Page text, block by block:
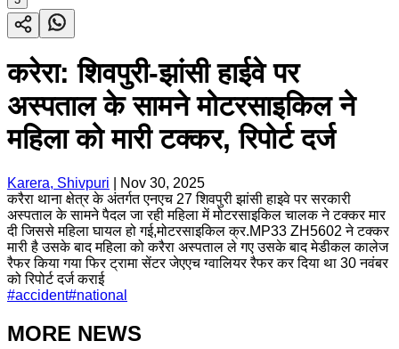
करेरा: शिवपुरी-झांसी हाईवे पर
अस्पताल के सामने मोटरसाइकिल ने
महिला को मारी टक्कर, रिपोर्ट दर्ज
Karera, Shivpuri
Nov 30, 2025
करैरा थाना क्षेत्र के अंतर्गत एनएच 27 शिवपुरी झांसी हाइवे पर सरकारी
अस्पताल के सामने पैदल जा रही महिला में मोटरसाइकिल चालक ने टक्कर मार
दी जिससे महिला घायल हो गई,मोटरसाइकिल क्र.MP33 ZH5602 ने टक्कर
मारी है उसके बाद महिला को करैरा अस्पताल ले गए उसके बाद मेडीकल कालेज
रैफर किया गया फिर ट्रामा सेंटर जेएएच ग्वालियर रैफर कर दिया था 30 नवंबर
को रिपोर्ट दर्ज कराई
#accident#national
MORE NEWS